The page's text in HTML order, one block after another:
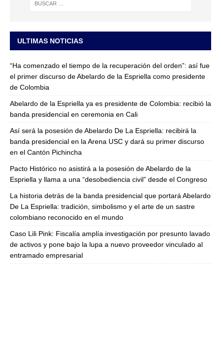
ULTIMAS NOTICIAS
“Ha comenzado el tiempo de la recuperación del orden”: así fue
el primer discurso de Abelardo de la Espriella como presidente
de Colombia
Abelardo de la Espriella ya es presidente de Colombia: recibió la
banda presidencial en ceremonia en Cali
Así será la posesión de Abelardo De La Espriella: recibirá la
banda presidencial en la Arena USC y dará su primer discurso
en el Cantón Pichincha
Pacto Histórico no asistirá a la posesión de Abelardo de la
Espriella y llama a una “desobediencia civil” desde el Congreso
La historia detrás de la banda presidencial que portará Abelardo
De La Espriella: tradición, simbolismo y el arte de un sastre
colombiano reconocido en el mundo
Caso Lili Pink: Fiscalía amplía investigación por presunto lavado
de activos y pone bajo la lupa a nuevo proveedor vinculado al
entramado empresarial